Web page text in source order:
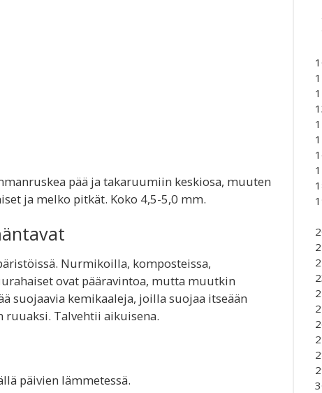
pää ja takaruumiin keskiosa, muuten
ja melko pitkät. Koko 4,5-5,0 mm.
Nurmikoilla, komposteissa,
ovat pääravintoa, mutta muutkin
suojaavia kemikaaleja, joilla suojaa itseään
Talvehtii aikuisena.
päivien lämmetessä.